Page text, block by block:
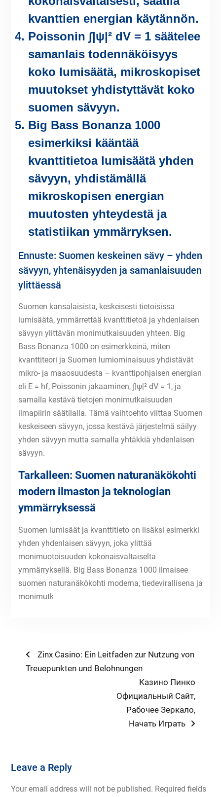
kvanttien energian käytännön.
Poissonin ∫|ψ|² dV = 1 säätelee
samanlais todennäköisyys
koko lumisäätä, mikroskopiset
muutokset yhdistyttävät koko
suomen sävyyn.
Big Bass Bonanza 1000
esimerkiksi kääntää
kvanttitietoa lumisäätä yhden
sävyyn, yhdistämällä
mikroskopisen energian
muutosten yhteydestä ja
statistiikan ymmärryksen.
Ennuste: Suomen keskeinen sävy – yhden
sävyyn, yhtenäisyyden ja samanlaisuuden
ylittäessä
Suomen kansalaisista, keskeisesti tietoisissa
lumisäätä, ymmärrettää kvanttitietoä ja yhdenlaisen
sävyyn ylittävän monimutkaisuuden yhteen. Big
Bass Bonanza 1000 on esimerkkeinä, miten
kvanttiteori ja Suomen lumiominaisuus yhdistävät
mikro- ja maaosuudesta – kvanttipohjaisen energian
eli E = hf, Poissonin jakaaminen, ∫|ψ|² dV = 1, ja
samalla kestävä tietojen monimutkaisuuden
ilmapiirin säätilalla. Tämä vaihtoehto viittaa Suomen
keskeiseen sävyyn, jossa kestävä järjestelmä säilyy
yhden sävyyn mutta samalla yhtäkkiä yhdenlaisen
sävyyn.
Tarkalleen: Suomen naturanäkökohti
modern ilmaston ja teknologian
ymmärryksessä
Suomen lumisäät ja kvanttitieto on lisäksi esimerkki
yhden yhdenlaisen sävyyn, joka ylittää
monimuotoisuuden kokonaisvaltaiselta
ymmärryksellä. Big Bass Bonanza 1000 ilmaisee
suomen naturanäkökohti moderna, tiedevirallisena ja
monimutk
Post
navigation
Previous
post:
Zinx Casino: Ein Leitfaden zur Nutzung von
Treuepunkten und Belohnungen
Next
post:
Казино Пинко
Официальный Сайт,
Рабочее Зеркало,
Начать Играть
Leave a Reply
Your email address will not be published. Required fields